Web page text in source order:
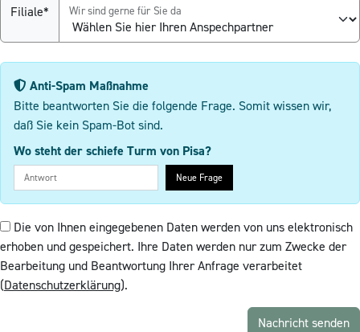
Filiale* Wir sind gerne für Sie da
Anti-Spam Maßnahme
Bitte beantworten Sie die folgende Frage. Somit wissen wir,
daß Sie kein Spam-Bot sind.
Wo steht der schiefe Turm von Pisa?
Neue Frage
Die von Ihnen eingegebenen Daten werden von uns elektronisch
erhoben und gespeichert. Ihre Daten werden nur zum Zwecke der
Bearbeitung und Beantwortung Ihrer Anfrage verarbeitet
(Datenschutzerklärung).
Nachricht senden